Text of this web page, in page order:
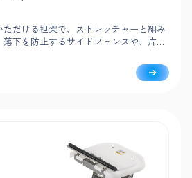
ただける担架で、ストレッチャーと組み
下を防止するサイドフェンスや、片側